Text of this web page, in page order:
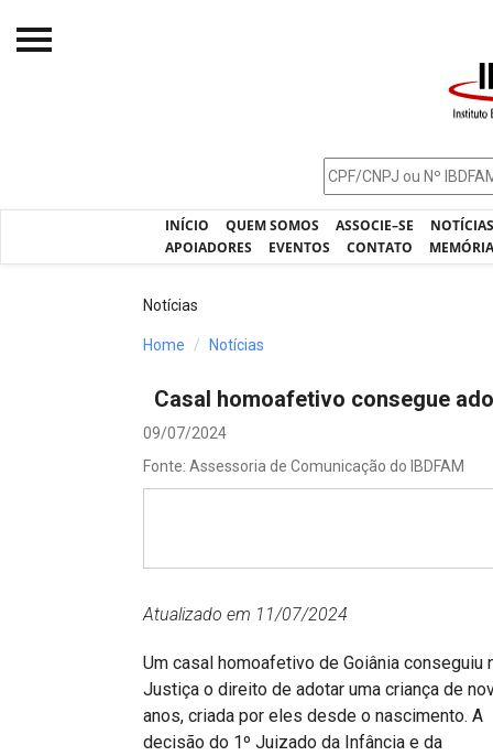
INÍCIO QUEM SOMOS ASSOCIE–SE
APOIADORES
EVENTOS CONTATO
Processos - IBDFAM
Notícias
Home Notícias
Casal homoafetivo consegue
09/07/2024
Fonte: Assessoria de Comunicação do IBDFAM
Atualizado em 11/07/2024
Um casal homoafetivo de Goiânia conseguiu
Justiça o direito de adotar uma criança de
anos, criada por eles desde o nascimento. A
decisão do 1º Juizado da Infância e da